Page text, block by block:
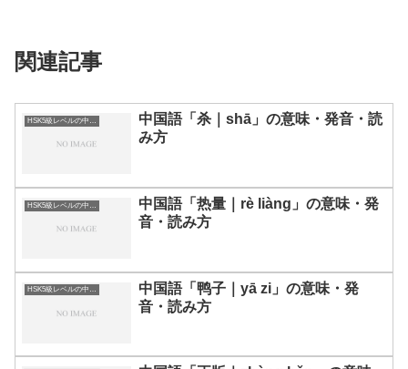
関連記事
中国語「杀｜shā」の意味・発音・読
み方
中国語「热量｜rè liàng」の意味・発
音・読み方
HSK5級レベルの中国語
中国語「鸭子｜yā zi」の意味・発
音・読み方